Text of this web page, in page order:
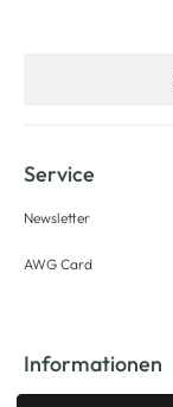
Service
Newsletter
AWG Card
Informationen